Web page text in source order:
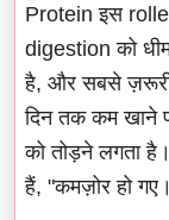
Protein इस
digestion को
है, और सबसे
दिन तक कम खाने
को तोड़ने लगता
हैं, "कमज़ोर हो